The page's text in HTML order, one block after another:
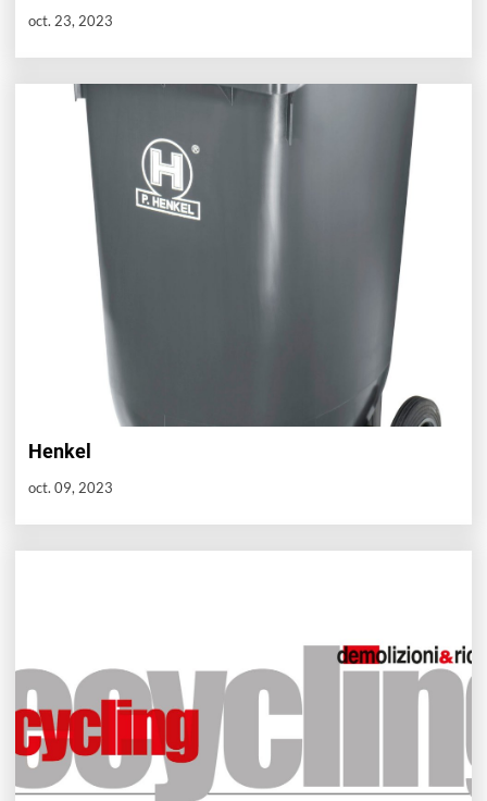
oct. 23, 2023
Henkel
oct. 09, 2023